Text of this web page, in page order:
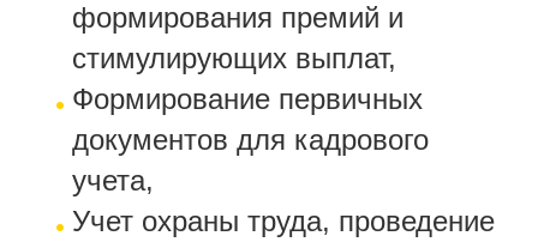
формирования премий и
стимулирующих выплат,
Формирование первичных
документов для кадрового
учета,
Учет охраны труда, проведение